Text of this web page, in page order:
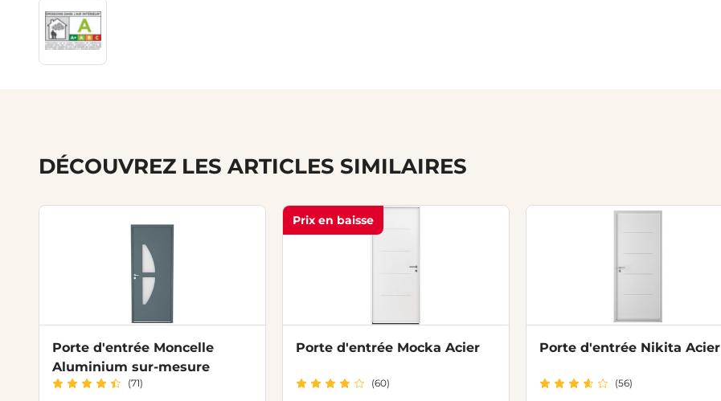
DÉCOUVREZ LES ARTICLES SIMILAIRES
Porte d'entrée Moncelle
Aluminium sur-mesure
(71)
Prix en baisse
Porte d'entrée Mocka Acier
(60)
Porte d'entrée Nikita Acier
(56)